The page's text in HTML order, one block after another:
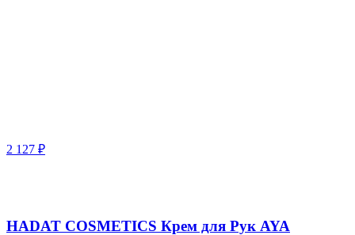
2 127 ₽
HADAT COSMETICS Крем для Рук AYA